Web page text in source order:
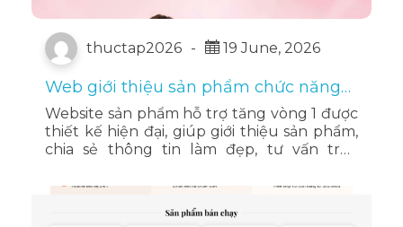
thuctap2026 - 19 June, 2026
Web giới thiệu sản phẩm chức năng
làm đẹp
Website sản phẩm hỗ trợ tăng vòng 1 được
thiết kế hiện đại, giúp giới thiệu sản phẩm,
chia sẻ thông tin làm đẹp, tư vấn trực
đến trải nghiệm mua sắm chuyên nghiệp